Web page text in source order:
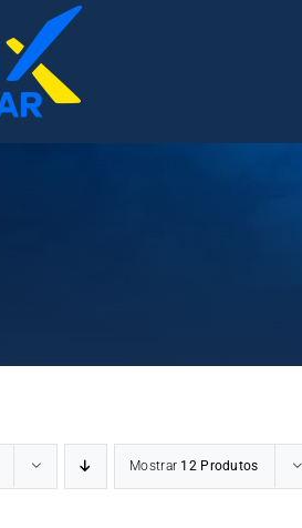
Mostrar 12 Produtos